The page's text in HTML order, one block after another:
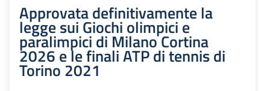
Approvata definitivamente la
legge sui Giochi olimpici e
paralimpici di Milano Cortina
2026 e le finali ATP di tennis di
Torino 2021